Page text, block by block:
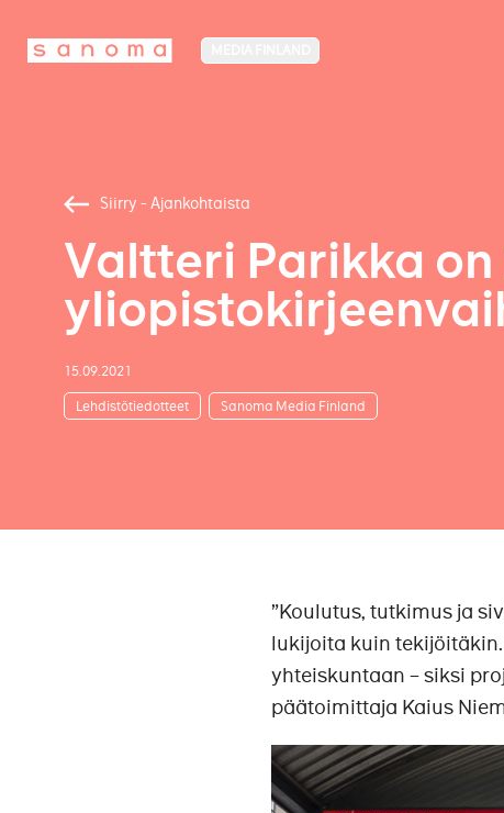
Siirry - Ajankohtaista
Valtteri Parikka
15.09.2021
Lehdistötiedotteet Sanoma Media Finland
”Koulutus, tutkimus ja
lukijoita kuin
yhteiskuntaan – siksi
päätoimittaja Kaius